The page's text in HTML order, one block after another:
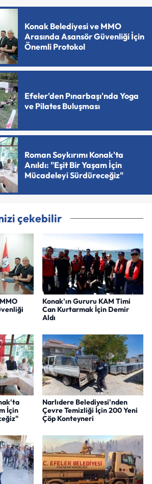
Konak Belediyesi ve MMO
Arasında Asansör Güvenliği İçin
Önemli Protokol
Efeler'den Pınarbaşı'nda Yoga
ve Pilates Buluşması
Roman Soykırımı Konak'ta
Anıldı: "Eşit Bir Yaşam İçin
Mücadeleyi Sürdüreceğiz"
çekebilir
Konak'ın Gururu KAM Timi
Can Kurtarmak İçin Demir
Aldı
İçin
Narlıdere Belediyesi'nden
Çevre Temizliği İçin 200 Yeni
Çöp Konteyneri